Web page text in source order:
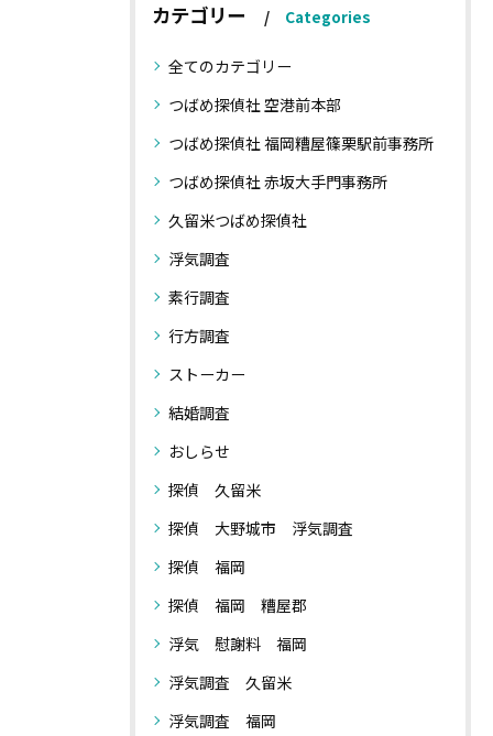
カテゴリー Categories
全てのカテゴリー
つばめ探偵社 空港前本部
つばめ探偵社 福岡糟屋篠栗駅前事務所
つばめ探偵社 赤坂大手門事務所
久留米つばめ探偵社
浮気調査
素行調査
行方調査
ストーカー
結婚調査
おしらせ
探偵 久留米
探偵 大野城市 浮気調査
探偵 福岡
探偵 福岡 糟屋郡
浮気 慰謝料 福岡
浮気調査 久留米
浮気調査 福岡